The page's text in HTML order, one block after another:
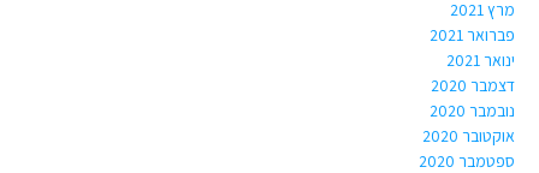
מרץ 2021
פברואר 2021
ינואר 2021
דצמבר 2020
נובמבר 2020
אוקטובר 2020
ספטמבר 2020